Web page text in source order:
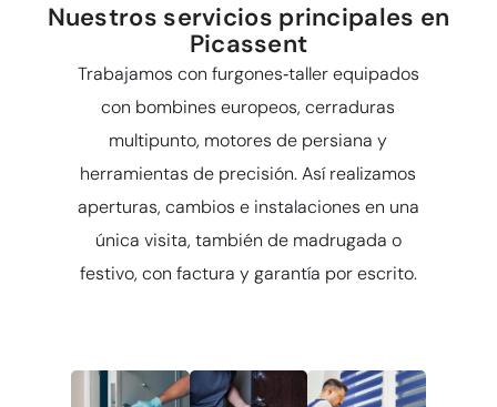
Nuestros servicios principales en
Picassent
Trabajamos con furgones‑taller equipados
con bombines europeos, cerraduras
multipunto, motores de persiana y
herramientas de precisión. Así realizamos
aperturas, cambios e instalaciones en una
única visita, también de madrugada o
festivo, con factura y garantía por escrito.